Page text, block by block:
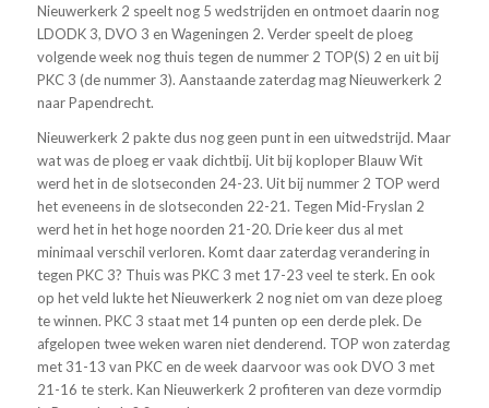
Nieuwerkerk 2 speelt nog 5 wedstrijden en ontmoet daarin nog
LDODK 3, DVO 3 en Wageningen 2. Verder speelt de ploeg
volgende week nog thuis tegen de nummer 2 TOP(S) 2 en uit bij
PKC 3 (de nummer 3). Aanstaande zaterdag mag Nieuwerkerk 2
naar Papendrecht.
Nieuwerkerk 2 pakte dus nog geen punt in een uitwedstrijd. Maar
wat was de ploeg er vaak dichtbij. Uit bij koploper Blauw Wit
werd het in de slotseconden 24-23. Uit bij nummer 2 TOP werd
het eveneens in de slotseconden 22-21. Tegen Mid-Fryslan 2
werd het in het hoge noorden 21-20. Drie keer dus al met
minimaal verschil verloren. Komt daar zaterdag verandering in
tegen PKC 3? Thuis was PKC 3 met 17-23 veel te sterk. En ook
op het veld lukte het Nieuwerkerk 2 nog niet om van deze ploeg
te winnen. PKC 3 staat met 14 punten op een derde plek. De
afgelopen twee weken waren niet denderend. TOP won zaterdag
met 31-13 van PKC en de week daarvoor was ook DVO 3 met
21-16 te sterk. Kan Nieuwerkerk 2 profiteren van deze vormdip